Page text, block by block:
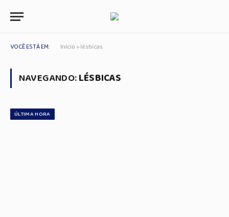
VOCÊ ESTÁ EM: Início »lésbicas
NAVEGANDO:LÉSBICAS
ÚLTIMA HORA